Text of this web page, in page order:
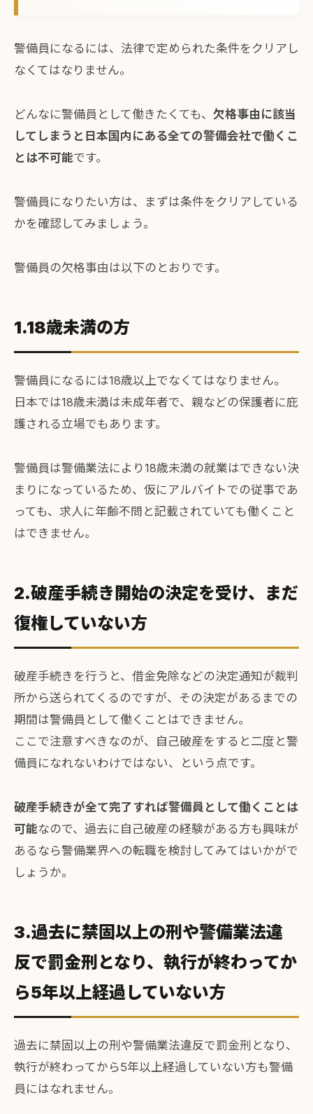
警備員になるには、法律で定められた条件をクリアし
なくてはなりません。
どんなに警備員として働きたくても、 欠格事由に該当
してしまうと日本国内にある全ての警備会社で働くこ
とは不可能です。
警備員になりたい方は、まずは条件をクリアしている
かを確認してみましょう。
警備員の欠格事由は以下のとおりです。
1.18歳未満の方
警備員になるには18歳以上でなくてはなりません。
日本では18歳未満は未成年者で、親などの保護者に庇
護される立場でもあります。
警備員は警備業法により18歳未満の就業はできない決
まりになっているため、仮にアルバイトでの従事であ
っても、求人に年齢不問と記載されていても働くこと
はできません。
2.破産手続き開始の決定を受け、まだ
復権していない方
破産手続きを行うと、借金免除などの決定通知が裁判
所から送られてくるのですが、その決定があるまでの
期間は警備員として働くことはできません。
ここで注意すべきなのが、自己破産をすると二度と警
備員になれないわけではない、という点です。
破産手続きが全て完了すれば警備員として働くことは
可能なので、過去に自己破産の経験がある方も興味が
あるなら警備業界への転職を検討してみてはいかがで
しょうか。
3.過去に禁固以上の刑や警備業法違
反で罰金刑となり、執行が終わってか
ら5年以上経過していない方
過去に禁固以上の刑や警備業法違反で罰金刑となり、
執行が終わってから5年以上経過していない方も警備
員にはなれません。